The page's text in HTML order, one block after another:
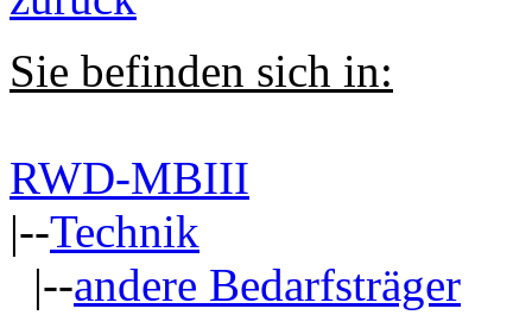
Sie befinden sich in:
RWD-MBIII
|--Technik
|--andere Bedarfsträger